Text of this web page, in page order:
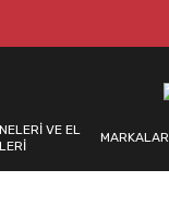
VE EL
MARKALAR